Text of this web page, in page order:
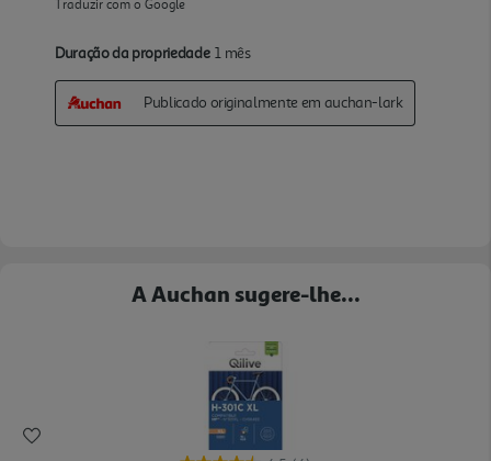
A Auchan sugere-lhe...